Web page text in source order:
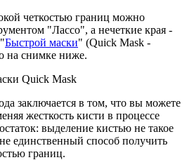
четкостью границ можно
"Лассо", а нечеткие края -
Быстрой маски" (Quick Mask -
на снимке ниже.
заключается в том, что вы можете
жесткость кисти в процессе
выделение кистью не такое
единственный способ получить
границ.